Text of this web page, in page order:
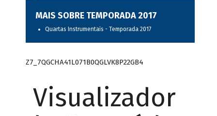
MAIS SOBRE TEMPORADA 2017
Quartas Instrumentais - Temporada 2017
Z7_7QGCHA41L071B0QGLVK8P22GB4
Visualizador